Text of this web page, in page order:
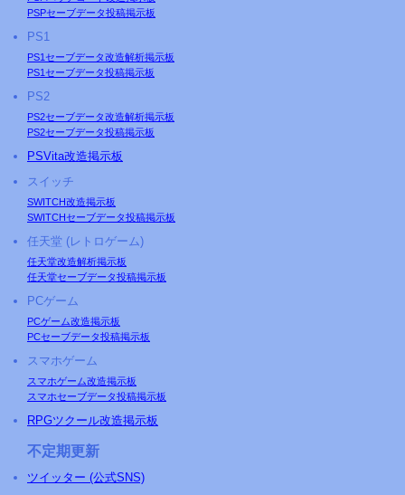
PSPセーブデータ投稿掲示板
PS1
PS1セーブデータ改造解析掲示板
PS1セーブデータ投稿掲示板
PS2
PS2セーブデータ改造解析掲示板
PS2セーブデータ投稿掲示板
PSVita改造掲示板
スイッチ
SWITCH改造掲示板
SWITCHセーブデータ投稿掲示板
任天堂 (レトロゲーム)
任天堂改造解析掲示板
任天堂セーブデータ投稿掲示板
PCゲーム
PCゲーム改造掲示板
PCセーブデータ投稿掲示板
スマホゲーム
スマホゲーム改造掲示板
スマホセーブデータ投稿掲示板
RPGツクール改造掲示板
不定期更新
ツイッター (公式SNS)